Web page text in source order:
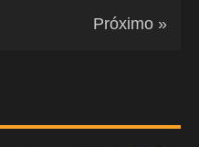
Próximo »